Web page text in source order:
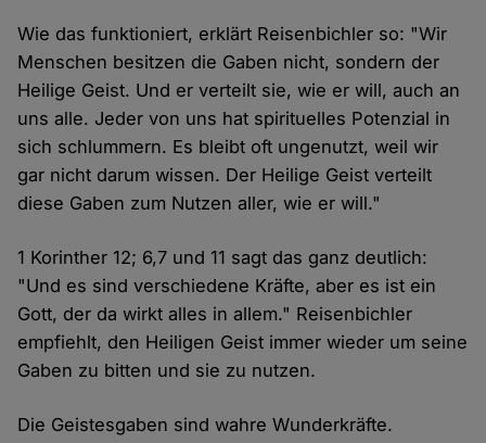
Wie das funktioniert, erklärt Reisenbichler so: "Wir
Menschen besitzen die Gaben nicht, sondern der
Heilige Geist. Und er verteilt sie, wie er will, auch an
uns alle. Jeder von uns hat spirituelles Potenzial in
sich schlummern. Es bleibt oft ungenutzt, weil wir
gar nicht darum wissen. Der Heilige Geist verteilt
diese Gaben zum Nutzen aller, wie er will."
1 Korinther 12; 6,7 und 11 sagt das ganz deutlich:
"Und es sind verschiedene Kräfte, aber es ist ein
Gott, der da wirkt alles in allem." Reisenbichler
empfiehlt, den Heiligen Geist immer wieder um seine
Gaben zu bitten und sie zu nutzen.
Die Geistesgaben sind wahre Wunderkräfte.